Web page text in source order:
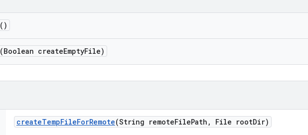
()
(Boolean createEmptyFile)
createTempFileForRemote(String remoteFilePath , File rootDir)